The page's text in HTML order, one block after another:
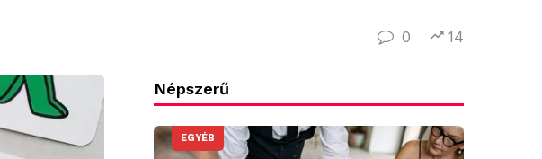
0 14
Népszerű
EGYÉB